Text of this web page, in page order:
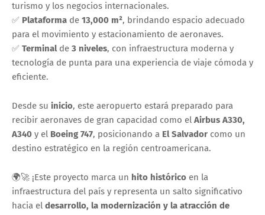
turismo y los negocios internacionales.
✅ Plataforma de 13,000 m², brindando espacio adecuado
para el movimiento y estacionamiento de aeronaves.
✅ Terminalde 3 niveles, con infraestructura moderna y
tecnología de punta para una experiencia de viaje cómoda y
eficiente.
Desde su inicio, este aeropuerto estará preparado para
recibir aeronaves de gran capacidad como el Airbus A330,
A340 y el Boeing 747, posicionando a El Salvador como un
destino estratégico en la región centroamericana.
🌍🚀 ¡Este proyecto marca un hito histórico en la
infraestructura del país y representa un salto significativo
hacia el desarrollo, la modernización y la atracción de